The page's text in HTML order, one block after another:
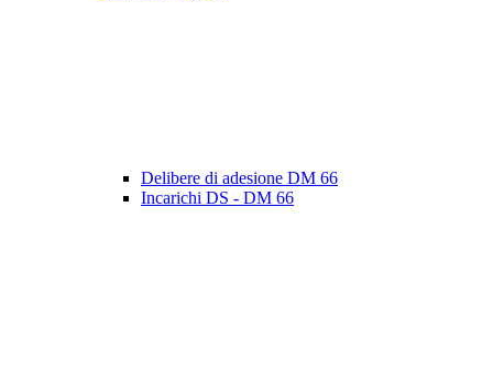
Delibere di adesione DM 66
Incarichi DS - DM 66